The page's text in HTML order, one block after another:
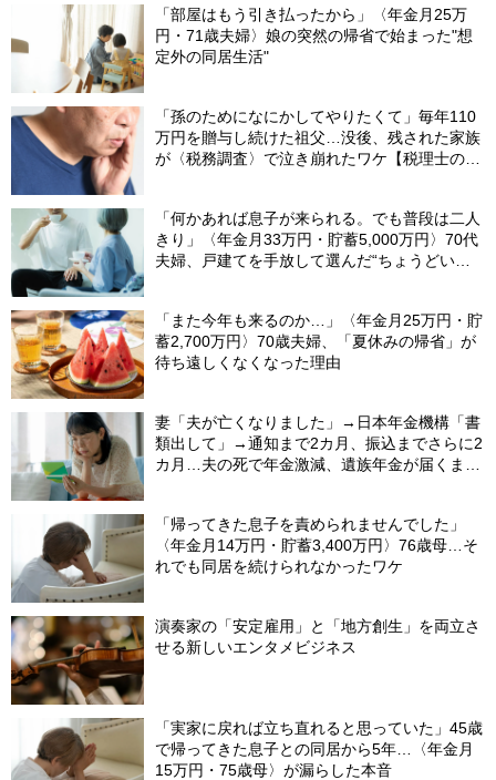
「部屋はもう引き払ったから」〈年金月25万
円・71歳夫婦〉娘の突然の帰省で始まった"想
定外の同居生活"
「孫のためになにかしてやりたくて」毎年110
万円を贈与し続けた祖父…没後、残された家族
が〈税務調査〉で泣き崩れたワケ【税理士の助
「何かあれば息子が来られる。でも普段は二人
きり」〈年金月33万円・貯蓄5,000万円〉70代
夫婦、戸建てを手放して選んだ“ちょうどいい
「また今年も来るのか…」〈年金月25万円・貯
蓄2,700万円〉70歳夫婦、「夏休みの帰省」が
待ち遠しくなくなった理由
妻「夫が亡くなりました」→日本年金機構「書
類出して」→通知まで2カ月、振込までさらに2
カ月…夫の死で年金激減、遺族年金が届くまで
「帰ってきた息子を責められませんでした」
〈年金月14万円・貯蓄3,400万円〉76歳母…そ
れでも同居を続けられなかったワケ
演奏家の「安定雇用」と「地方創生」を両立さ
せる新しいエンタメビジネス
「実家に戻れば立ち直れると思っていた」45歳
で帰ってきた息子との同居から5年…〈年金月
15万円・75歳母〉が漏らした本音